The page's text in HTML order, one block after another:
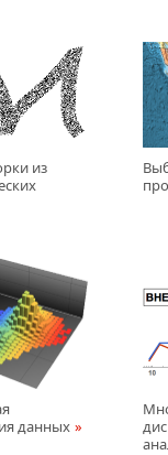
из
данных